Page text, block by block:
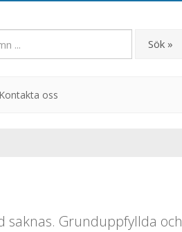
Sök »
Kontakta oss
saknas. Grunduppfyllda och